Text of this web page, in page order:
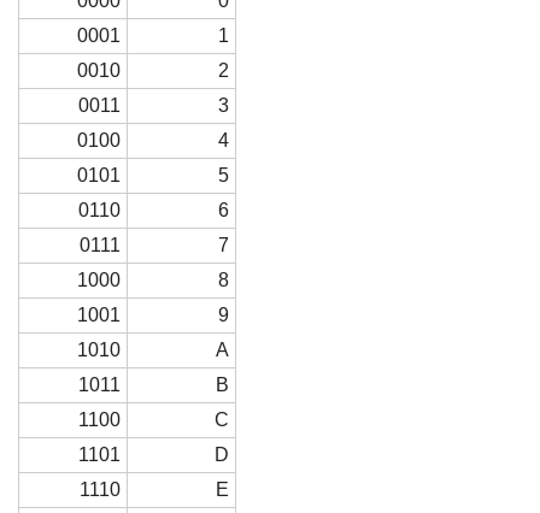
0001
1
0010
2
0011
3
0100
4
0101
5
0110
6
0111
7
1000
8
1001
9
1010
A
1011
B
1100
C
1101
D
1110
E